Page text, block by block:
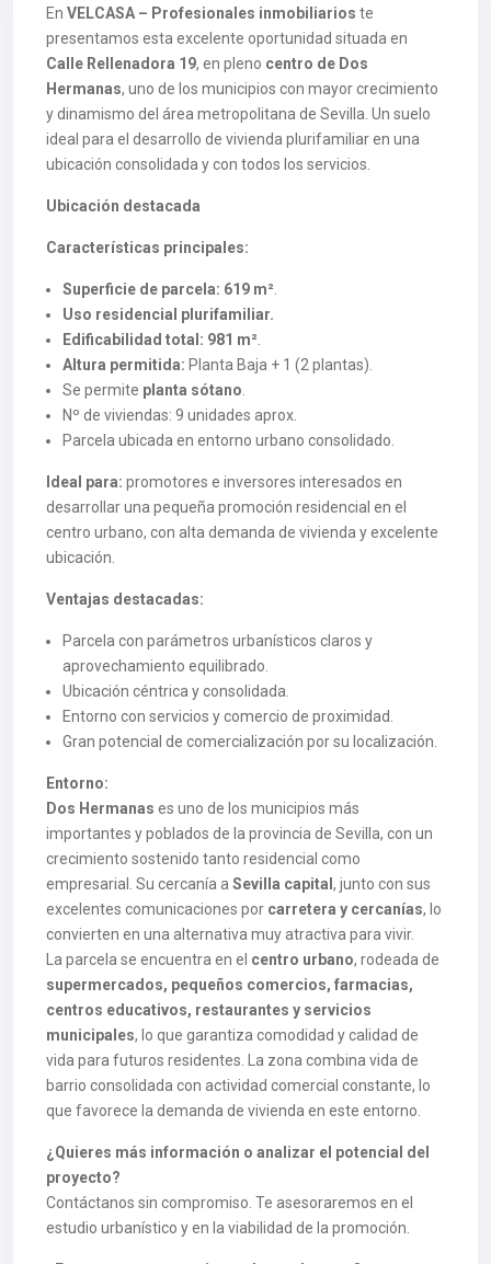
En VELCASA – Profesionales inmobiliarios te
presentamos esta excelente oportunidad situada en
Calle Rellenadora 19, en pleno centro de Dos
Hermanas, uno de los municipios con mayor crecimiento
y dinamismo del área metropolitana de Sevilla. Un suelo
ideal para el desarrollo de vivienda plurifamiliar en una
ubicación consolidada y con todos los servicios.
Ubicación destacada
Características principales:
Superficie de parcela: 619 m²
Uso residencial plurifamiliar.
Edificabilidad total: 981 m²
Altura permitida: Planta Baja + 1 (2 plantas).
Se permite planta sótano
Nº de viviendas: 9 unidades aprox.
Parcela ubicada en entorno urbano consolidado.
Ideal para: promotores e inversores interesados en
desarrollar una pequeña promoción residencial en el
centro urbano, con alta demanda de vivienda y excelente
ubicación.
Ventajas destacadas:
Parcela con parámetros urbanísticos claros y
aprovechamiento equilibrado.
Ubicación céntrica y consolidada.
Entorno con servicios y comercio de proximidad.
Gran potencial de comercialización por su localización.
Entorno:
Dos Hermanas es uno de los municipios más
importantes y poblados de la provincia de Sevilla, con un
crecimiento sostenido tanto residencial como
empresarial. Su cercanía a Sevilla capital , junto con sus
excelentes comunicaciones por carretera y cercanías, lo
convierten en una alternativa muy atractiva para vivir.
La parcela se encuentra en el centro urbano, rodeada de
supermercados, pequeños comercios, farmacias,
centros educativos, restaurantes y servicios
municipales, lo que garantiza comodidad y calidad de
vida para futuros residentes. La zona combina vida de
barrio consolidada con actividad comercial constante, lo
que favorece la demanda de vivienda en este entorno.
¿Quieres más información o analizar el potencial del
proyecto?
Contáctanos sin compromiso. Te asesoraremos en el
estudio urbanístico y en la viabilidad de la promoción.